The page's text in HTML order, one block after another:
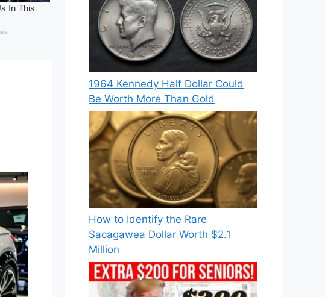
1964 Kennedy Half Dollar Could
Be Worth More Than Gold
How to Identify the Rare
Sacagawea Dollar Worth $2.1
Million